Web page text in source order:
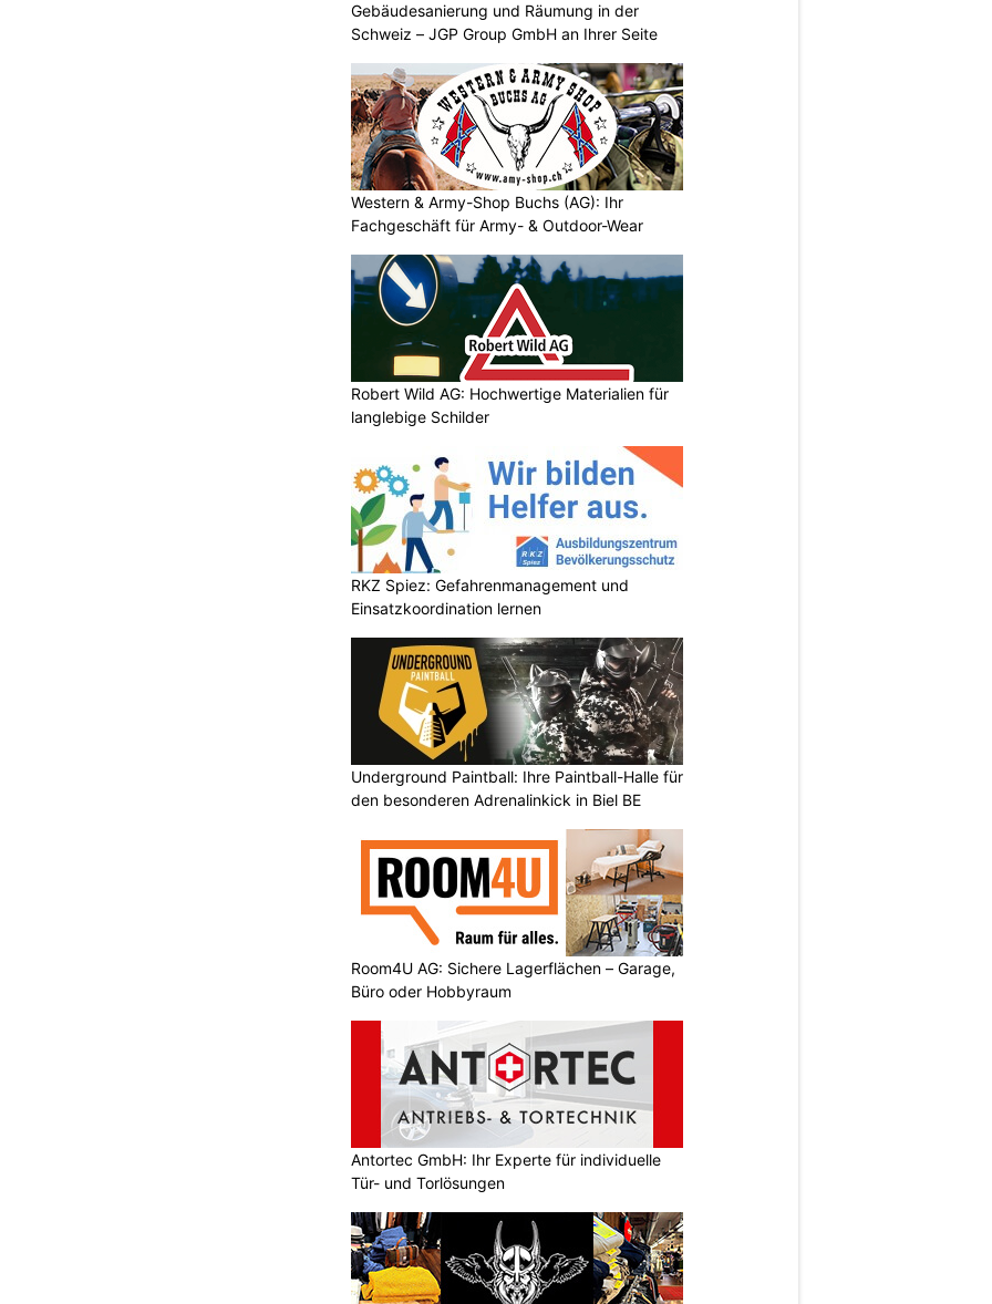
Gebäudesanierung und Räumung in der
Schweiz – JGP Group GmbH an Ihrer Seite
Western & Army-Shop Buchs (AG): Ihr
Fachgeschäft für Army- & Outdoor-Wear
Robert Wild AG: Hochwertige Materialien für
langlebige Schilder
RKZ Spiez: Gefahrenmanagement und
Einsatzkoordination lernen
Underground Paintball: Ihre Paintball-Halle für
den besonderen Adrenalinkick in Biel BE
Room4U AG: Sichere Lagerflächen – Garage,
Büro oder Hobbyraum
Antortec GmbH: Ihr Experte für individuelle
Tür- und Torlösungen